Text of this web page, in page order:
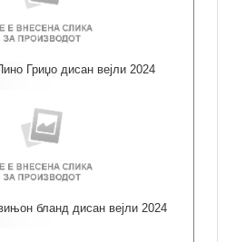
Гриџо дисан вејли 2024
бланд дисан вејли 2024